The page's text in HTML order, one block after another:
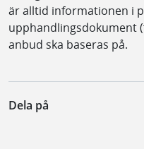
är alltid informationen i
upphandlingsdokument
anbud ska baseras på.
Dela på